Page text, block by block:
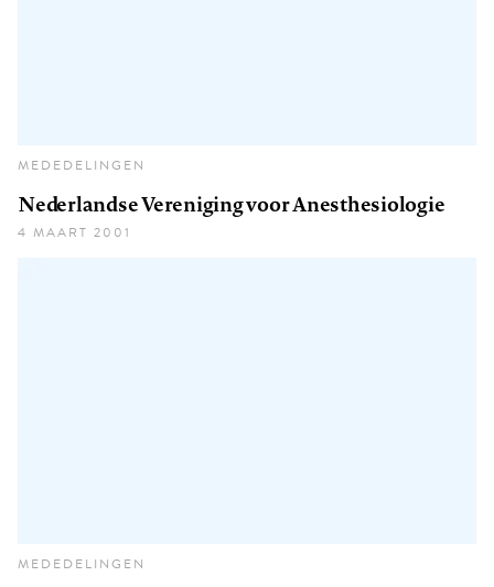
MEDEDELINGEN
Nederlandse Vereniging voor Anesthesiologie
4 MAART 2001
MEDEDELINGEN